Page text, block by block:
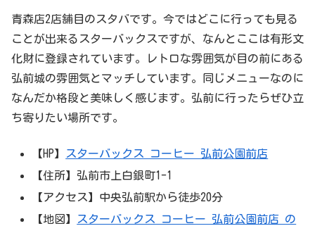
青森店2店舗目のスタバです。今ではどこに行っても見る
ことが出来るスターバックスですが、なんとここは有形文
化財に登録されています。レトロな雰囲気が目の前にある
弘前城の雰囲気とマッチしています。同じメニューなのに
なんだか格段と美味しく感じます。弘前に行ったらぜひ立
ち寄りたい場所です。
【HP】
スターバックス コーヒー 弘前公園前店
【住所】弘前市上白銀町1-1
【アクセス】中央弘前駅から徒歩20分
【地図】
スターバックス コーヒー 弘前公園前店 の